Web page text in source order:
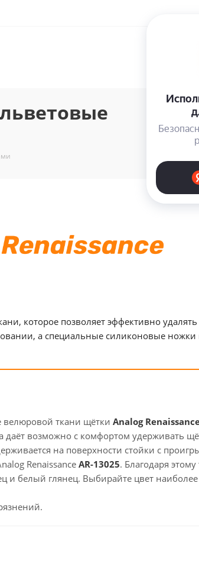
которое позволяет эффективно
а специальные силиконовые
велюровой ткани щётки Analog
возможно с комфортом удерживать
на поверхности стойки с
Renaissance AR-13025. Благодаря
и белый глянец. Выбирайте цвет